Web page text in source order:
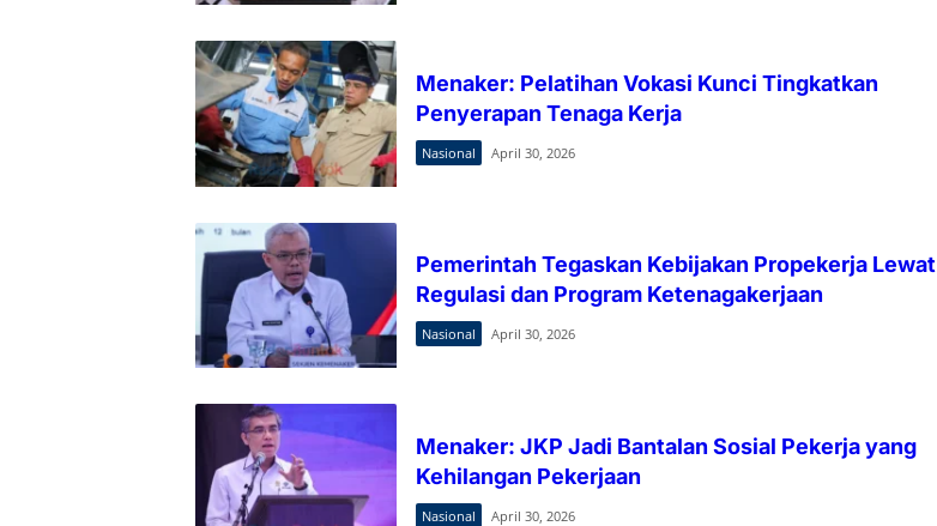
Menaker: Pelatihan Vokasi Kunci Tingkatkan
Penyerapan Tenaga Kerja
Nasional April 30, 2026
Pemerintah Tegaskan Kebijakan Propekerja Lewat
Regulasi dan Program Ketenagakerjaan
Nasional April 30, 2026
Menaker: JKP Jadi Bantalan Sosial Pekerja yang
Kehilangan Pekerjaan
Nasional April 30, 2026